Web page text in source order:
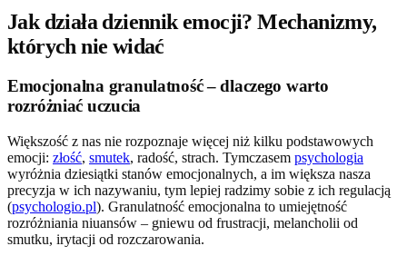
Jak działa dziennik emocji? Mechanizmy,
których nie widać
Emocjonalna granulatność – dlaczego warto
rozróżniać uczucia
Większość z nas nie rozpoznaje więcej niż kilku podstawowych
emocji: złość, smutek, radość, strach. Tymczasem psychologia
wyróżnia dziesiątki stanów emocjonalnych, a im większa nasza
precyzja w ich nazywaniu, tym lepiej radzimy sobie z ich regulacją
(psychologio.pl). Granulatność emocjonalna to umiejętność
rozróżniania niuansów – gniewu od frustracji, melancholii od
smutku, irytacji od rozczarowania.